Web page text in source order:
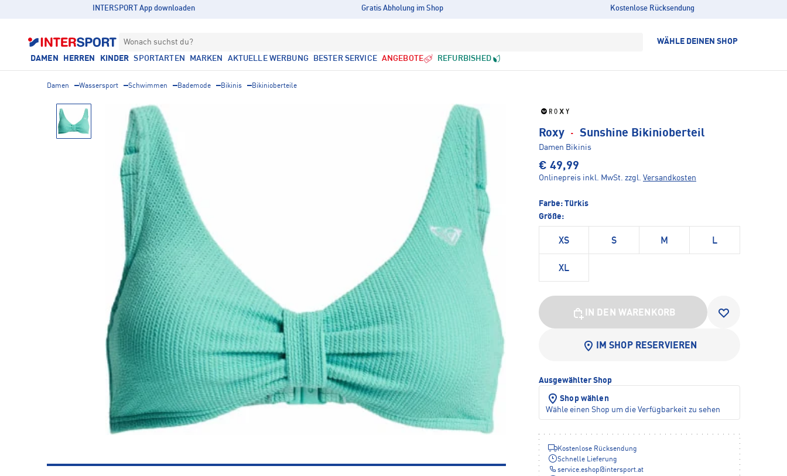
INTERSPORT App downloaden Gratis Abholung im Shop Kostenlose Rücksendung
Wonach suchst du? WÄHLE DEINEN SHOP
DAMEN HERREN KINDER SPORTARTEN MARKEN AKTUELLE WERBUNG BESTER SERVICE ANGEBOTE REFURBISHED
Damen Wassersport Schwimmen Bademode Bikinis Bikinioberteile
Roxy · Sunshine Bikinioberteil
Damen Bikinis
€ 49,99
Onlinepreis inkl. MwSt. zzgl. Versandkosten
Farbe: Türkis
Größe:
XS S M L
XL
IN DEN WARENKORB
IM SHOP RESERVIEREN
Ausgewählter Shop
Shop wählen
Wähle einen Shop um die Verfügbarkeit zu sehen
Kostenlose Rücksendung
Schnelle Lieferung
service.eshop@intersport.at